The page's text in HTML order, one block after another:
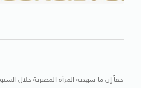
حقاً إن ما شهدته المرأة المصرية خلال